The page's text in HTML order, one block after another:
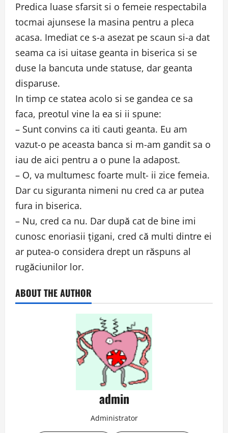
Predica luase sfarsit si o femeie respectabila
tocmai ajunsese la masina pentru a pleca
acasa. Imediat ce s-a asezat pe scaun si-a dat
seama ca isi uitase geanta in biserica si se
duse la bancuta unde statuse, dar geanta
disparuse.
In timp ce statea acolo si se gandea ce sa
faca, preotul vine la ea si ii spune:
– Sunt convins ca iti cauti geanta. Eu am
vazut-o pe aceasta banca si m-am gandit sa o
iau de aici pentru a o pune la adapost.
– O, va multumesc foarte mult- ii zice femeia.
Dar cu siguranta nimeni nu cred ca ar putea
fura in biserica.
– Nu, cred ca nu. Dar după cat de bine imi
cunosc enoriasii țigani, cred că multi dintre ei
ar putea-o considera drept un răspuns al
rugăciunilor lor.
ABOUT THE AUTHOR
admin
Administrator